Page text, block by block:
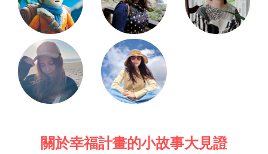
關於幸福計畫的小故事大見證